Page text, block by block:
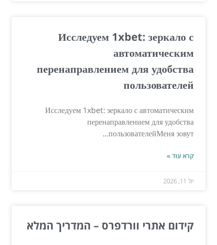
Исследуем 1xbet: зеркало с
автоматическим
перенаправлением для удобства
пользователей
Исследуем 1xbet: зеркало с автоматическим
перенаправлением для удобства
пользователейМеня зовут...
קרא עוד »
יול 11, 2026
קידום אתרי וורדפרס – המדריך המלא